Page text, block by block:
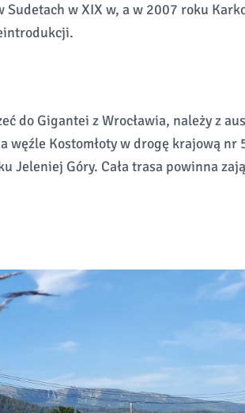
Sudetach w XIX w, a w 2007 roku
do Gigantei z Wrocławia, należy z
węźle Kostomłoty w drogę krajową
Jeleniej Góry. Cała trasa powinna